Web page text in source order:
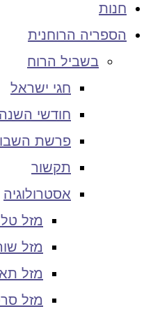
חנות
הספריה הרוחנית
בשביל הרוח
חגי ישראל
חודשי השנה
פרשת
תקשור
אסטרולוגיה
מזל טלה 21.3-
מזל שור 20.4 –
מזל תאומים
מזל סרטן 21.6